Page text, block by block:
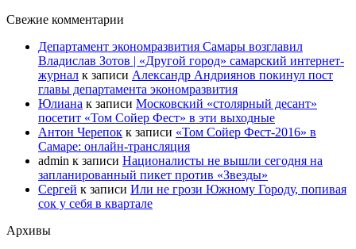
Свежие комментарии
Департамент экономразвития Самары возглавил
Владислав Зотов | «Другой город» самарский интернет-
журнал к записи Александр Андриянов покинул пост
главы департамента экономразвития
Юлиана к записи Московский «столярный десант»
посетит «Том Сойер Фест» в эти выходные
Антон Черепок к записи «Том Сойер Фест-2016» в
Самаре: онлайн-трансляция
admin к записи Националисты не вышли сегодня на
запланированный пикет против «Звезды»
Сергей к записи Или не грози Южному Городу, попивая
сок у себя в квартале
Архивы